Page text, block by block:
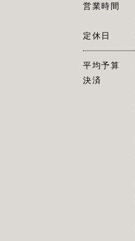
営業時間
定休日
平均予算
決済